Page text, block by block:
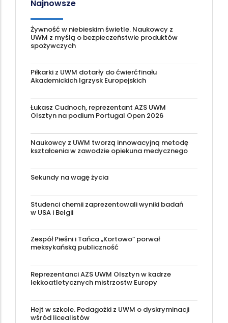
Najnowsze
Żywność w niebieskim świetle. Naukowcy z
UWM z myślą o bezpieczeństwie produktów
spożywczych
Piłkarki z UWM dotarły do ćwierćfinału
Akademickich Igrzysk Europejskich
Łukasz Cudnoch, reprezentant AZS UWM
Olsztyn na podium Portugal Open 2026
Naukowcy z UWM tworzą innowacyjną metodę
kształcenia w zawodzie opiekuna medycznego
Sekundy na wagę życia
Studenci chemii zaprezentowali wyniki badań
w USA i Belgii
Zespół Pieśni i Tańca „Kortowo” porwał
meksykańską publiczność
Reprezentanci AZS UWM Olsztyn w kadrze
lekkoatletycznych mistrzostw Europy
Hejt w szkole. Pedagożki z UWM o dyskryminacji
wśród licealistów